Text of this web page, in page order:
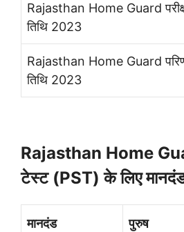
Rajasthan Home Guard
तिथि 2023
Rajasthan Home Guard
तिथि 2023
Rajasthan Home
टेस्ट (PST) के लिए
मानदंड पुरुष